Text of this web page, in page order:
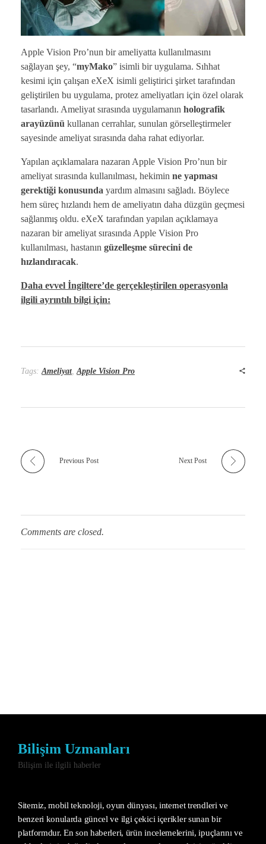
Apple Vision Pro’nun bir ameliyatta kullanılmasını
sağlayan şey, “myMako” isimli bir uygulama. Sıhhat
kesimi için çalışan eXeX isimli geliştirici şirket tarafından
geliştirilen bu uygulama, protez ameliyatları için özel olarak
tasarlandı. Ameliyat sırasında uygulamanın holografik
arayüzünü kullanan cerrahlar, sunulan görselleştirmeler
sayesinde ameliyat sırasında daha rahat ediyorlar.
Yapılan açıklamalara nazaran Apple Vision Pro’nun bir
ameliyat sırasında kullanılması, hekimin ne yapması
gerektiği konusunda yardım almasını sağladı. Böylece
hem süreç hızlandı hem de ameliyatın daha düzgün geçmesi
sağlanmış oldu. eXeX tarafından yapılan açıklamaya
nazaran bir ameliyat sırasında Apple Vision Pro
kullanılması, hastanın güzelleşme sürecini de
hızlandıracak.
Daha evvel İngiltere’de gerçekleştirilen operasyonla
ilgili ayrıntılı bilgi için:
Tags: Ameliyat, Apple Vision Pro
Previous Post Next Post
Comments are closed.
Bilişim Uzmanları
Bilişim ile ilgili haberler
Sitemiz, mobil teknoloji, oyun dünyası, internet trendleri ve
benzeri konularda güncel ve ilgi çekici içerikler sunan bir
platformdur. En son haberleri, ürün incelemelerini, ipuçlarını ve